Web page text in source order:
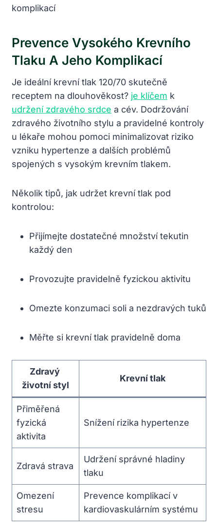
Prevence Vysokého Krevního⁤
Tlaku ⁢a Jeho ‍komplikací
Je ideální⁢ krevní⁣ tlak 120/70 skutečně
receptem na⁢ dlouhověkost? je klíčem k
udržení zdravého srdce ‍ a ​cév. Dodržování
zdravého⁣ životního⁢ stylu a pravidelné kontroly
u lékaře mohou pomoci minimalizovat riziko
vzniku hypertenze⁢ a dalších problémů
spojených ⁢s vysokým‍ krevním tlakem.
Několik tipů, jak udržet ⁢krevní tlak‌ pod
kontrolou:
Přijímejte dostatečné‌ množství tekutin
každý den
Provozujte pravidelně fyzickou aktivitu
Omezte konzumaci soli a nezdravých tuků
Měřte si ⁢krevní tlak ‍pravidelně doma
Zdravý ​
životní styl
Krevní tlak
Přiměřená
fyzická
aktivita
Snížení rizika hypertenze
Zdravá strava
Udržení ⁢správné ​hladiny
tlaku
Omezení
stresu
Prevence⁤ komplikací v
kardiovaskulárním systému